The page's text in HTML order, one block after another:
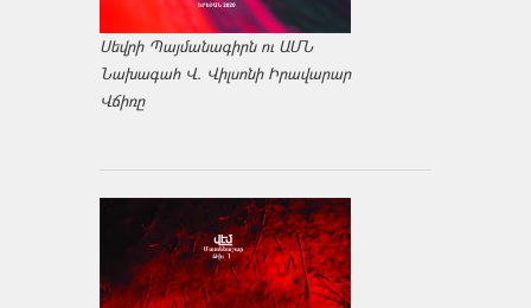
Սեվրի Պայմանագիրն ու ԱՄՆ
Նախագահ Վ. Վիլսոնի Իրավարար
Վճիռը